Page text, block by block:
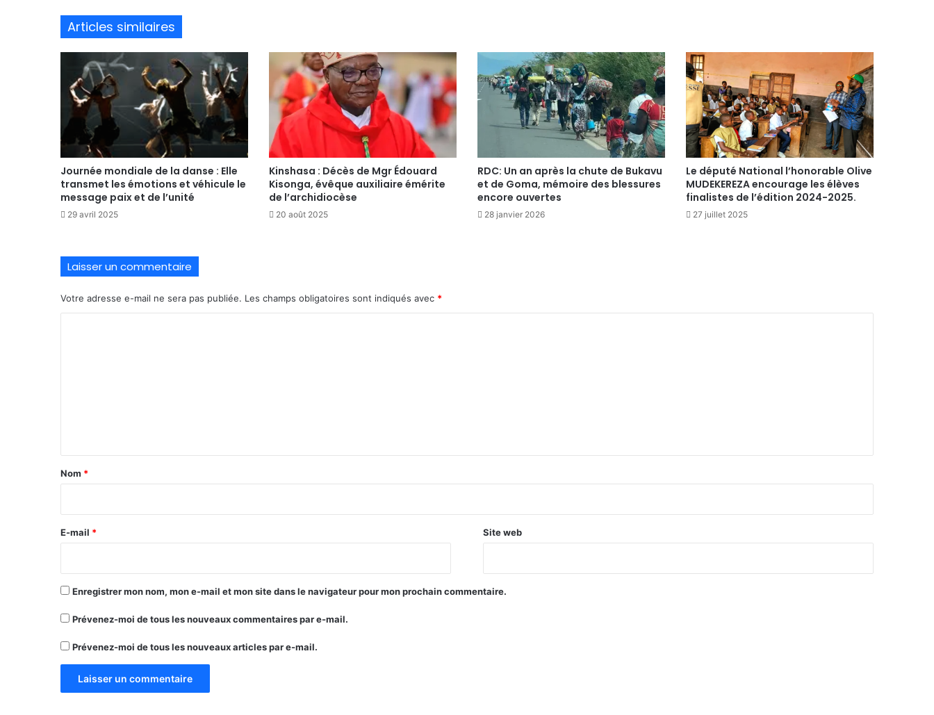
Articles similaires
Journée mondiale de la danse : Elle
transmet les émotions et véhicule le
message paix et de l’unité
29 avril 2025
Kinshasa : Décès de Mgr Édouard
Kisonga, évêque auxiliaire émérite
de l’archidiocèse
20 août 2025
RDC: Un an après la chute de Bukavu
et de Goma, mémoire des blessures
encore ouvertes
28 janvier 2026
Le député National l’honorable Olive
MUDEKEREZA encourage les élèves
finalistes de l’édition 2024-2025.
27 juillet 2025
Laisser un commentaire
Votre adresse e-mail ne sera pas publiée. Les champs obligatoires sont indiqués avec *
a
e
Nom *
E-mail * Site web
Enregistrer mon nom, mon e-mail et mon site dans le navigateur pour mon prochain commentaire.
Prévenez-moi de tous les nouveaux commentaires par e-mail.
Prévenez-moi de tous les nouveaux articles par e-mail.